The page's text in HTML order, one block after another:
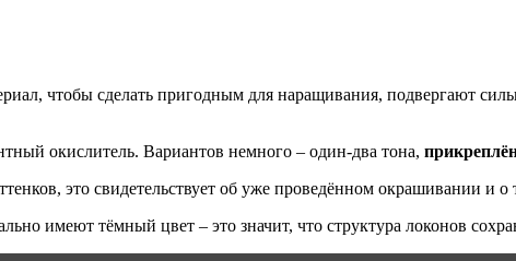
чтобы сделать пригодным для наращивания, подвергают
окислитель. Вариантов немного – один-два тона,
это свидетельствует об уже проведённом окрашивании и
имеют тёмный цвет – это значит, что структура локонов